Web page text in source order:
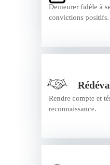
Demeurer fidèle à
convictions positifs.
Rendre compte et
reconnaissance.